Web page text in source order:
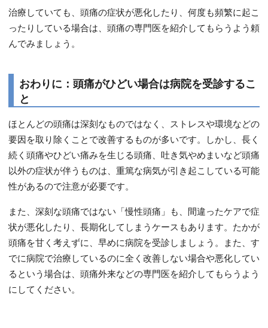
治療していても、頭痛の症状が悪化したり、何度も頻繁に起こ
ったりしている場合は、頭痛の専門医を紹介してもらうよう頼
んでみましょう。
おわりに：頭痛がひどい場合は病院を受診するこ
と
ほとんどの頭痛は深刻なものではなく、ストレスや環境などの
要因を取り除くことで改善するものが多いです。しかし、長く
続く頭痛やひどい痛みを生じる頭痛、吐き気やめまいなど頭痛
以外の症状が伴うものは、重篤な病気が引き起こしている可能
性があるので注意が必要です。
また、深刻な頭痛ではない「慢性頭痛」も、間違ったケアで症
状が悪化したり、長期化してしまうケースもあります。たかが
頭痛を甘く考えずに、早めに病院を受診しましょう。また、す
でに病院で治療しているのに全く改善しない場合や悪化してい
るという場合は、頭痛外来などの専門医を紹介してもらうよう
にしてください。